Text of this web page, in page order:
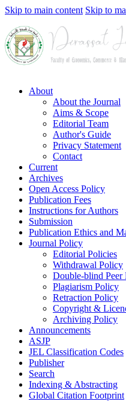
Skip to main content Skip to
About
About the Journal
Aims & Scope
Editorial Team
Author's Guide
Privacy Statement
Contact
Current
Archives
Open Access Policy
Publication Fees
Instructions for Authors
Submission
Publication Ethics and
Journal Policy
Editorial Policies
Withdrawal Policy
Double-blind Peer
Plagiarism Policy
Retraction Policy
Copyright &
Archiving Policy
Announcements
ASJP
JEL Classification Codes
Publisher
Search
Indexing & Abstracting
Global Citation Footprint